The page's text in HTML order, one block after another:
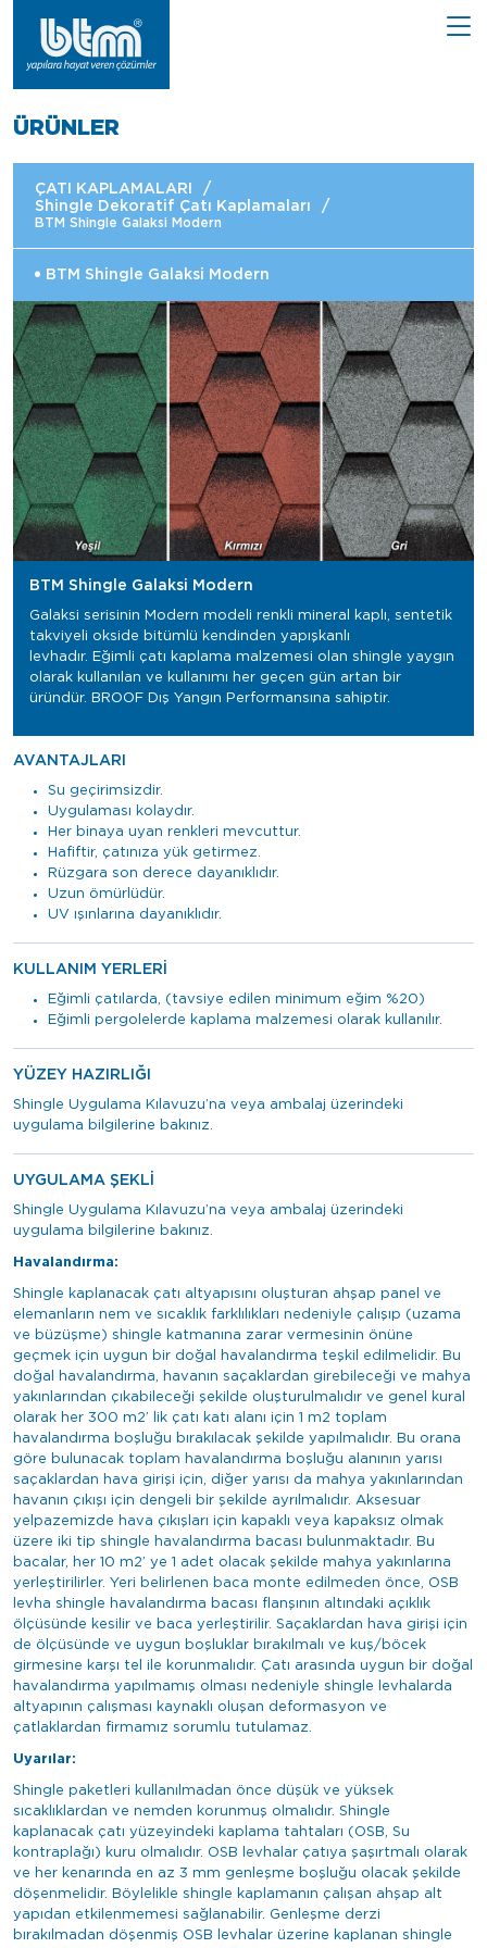
ÜRÜNLER
ÇATI KAPLAMALARI
/
Shingle Dekoratif Çatı Kaplamaları
/
BTM Shingle Galaksi Modern
BTM Shingle Galaksi Modern
BTM Shingle Galaksi Modern
Galaksi serisinin Modern modeli renkli mineral kaplı, sentetik
takviyeli okside bitümlü kendinden yapışkanlı
levhadır. Eğimli çatı kaplama malzemesi olan shingle yaygın
olarak kullanılan ve kullanımı her geçen gün artan bir
üründür. BROOF Dış Yangın Performansına sahiptir.
AVANTAJLARI
Su geçirimsizdir.
Uygulaması kolaydır.
Her binaya uyan renkleri mevcuttur.
Hafiftir, çatınıza yük getirmez.
Rüzgara son derece dayanıklıdır.
Uzun ömürlüdür.
UV ışınlarına dayanıklıdır.
KULLANIM YERLERİ
Eğimli çatılarda, (tavsiye edilen minimum eğim %20)
Eğimli pergolelerde kaplama malzemesi olarak kullanılır.
YÜZEY HAZIRLIĞI
Shingle Uygulama Kılavuzu’na veya ambalaj üzerindeki
uygulama bilgilerine bakınız.
UYGULAMA ŞEKLİ
Shingle Uygulama Kılavuzu’na veya ambalaj üzerindeki
uygulama bilgilerine bakınız.
Havalandırma:
Shingle kaplanacak çatı altyapısını oluşturan ahşap panel ve
elemanların nem ve sıcaklık farklılıkları nedeniyle çalışıp (uzama
ve büzüşme) shingle katmanına zarar vermesinin önüne
geçmek için uygun bir doğal havalandırma teşkil edilmelidir. Bu
doğal havalandırma, havanın saçaklardan girebileceği ve mahya
yakınlarından çıkabileceği şekilde oluşturulmalıdır ve genel kural
olarak her 300 m2’ lik çatı katı alanı için 1 m2 toplam
havalandırma boşluğu bırakılacak şekilde yapılmalıdır. Bu orana
göre bulunacak toplam havalandırma boşluğu alanının yarısı
saçaklardan hava girişi için, diğer yarısı da mahya yakınlarından
havanın çıkışı için dengeli bir şekilde ayrılmalıdır. Aksesuar
yelpazemizde hava çıkışları için kapaklı veya kapaksız olmak
üzere iki tip shingle havalandırma bacası bulunmaktadır. Bu
bacalar, her 10 m2’ ye 1 adet olacak şekilde mahya yakınlarına
yerleştirilirler. Yeri belirlenen baca monte edilmeden önce, OSB
levha shingle havalandırma bacası flanşının altındaki açıklık
ölçüsünde kesilir ve baca yerleştirilir. Saçaklardan hava girişi için
de ölçüsünde ve uygun boşluklar bırakılmalı ve kuş/böcek
girmesine karşı tel ile korunmalıdır. Çatı arasında uygun bir doğal
havalandırma yapılmamış olması nedeniyle shingle levhalarda
altyapının çalışması kaynaklı oluşan deformasyon ve
çatlaklardan firmamız sorumlu tutulamaz.
Uyarılar:
Shingle paketleri kullanılmadan önce düşük ve yüksek
sıcaklıklardan ve nemden korunmuş olmalıdır. Shingle
kaplanacak çatı yüzeyindeki kaplama tahtaları (OSB, Su
kontraplağı) kuru olmalıdır. OSB levhalar çatıya şaşırtmalı olarak
ve her kenarında en az 3 mm genleşme boşluğu olacak şekilde
döşenmelidir. Böylelikle shingle kaplamanın çalışan ahşap alt
yapıdan etkilenmemesi sağlanabilir. Genleşme derzi
bırakılmadan döşenmiş OSB levhalar üzerine kaplanan shingle